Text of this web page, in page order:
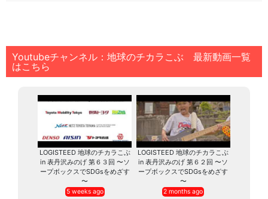
Youtubeチャンネル：地球のチカラこぶ 最新動画一覧
はこちら
LOGISTEED 地球のチカラこぶ
in 表丹沢みのげ 第６３回 〜ソ
ープボックスでSDGsをめざす
〜
5 weeks ago
LOGISTEED 地球のチカラこぶ
in 表丹沢みのげ 第６２回 〜ソ
ープボックスでSDGsをめざす
〜
2 months ago